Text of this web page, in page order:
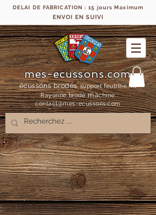
DELAI DE FABRICATION : 15 jours Maximum
ENVOI EN SUIVI
mes-ecussons.com
écussons brodés support feutrine, fil
Rayonne brodémachine
contact@mes-ecussons.com